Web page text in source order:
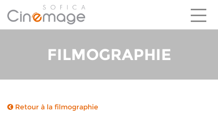
FILMOGRAPHIE
Retour à la filmographie